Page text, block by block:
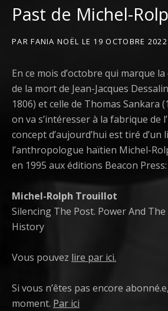
Past de Michel-
PARFANIA NOËL LE 19 OCTOBRE 2022
En ce mois d’octobre qui marque
de la mort de Jean-Jacques
1806) et celle de Thomas Sankara
on va s’intéresser à la fabrique de
concept d’aujourd’hui est tiré d’un
l’anthropologue haïtien Michel-
en 1995 aux éditions Beacon Press:
Michel-Rolph Trouillot
Silencing The Post. Power And
History
Vous pouvez lire par ici.
Si vous n’êtes pas encore
moment. Par ici